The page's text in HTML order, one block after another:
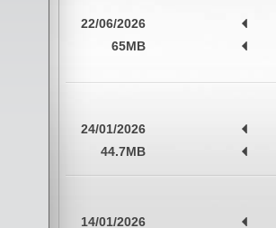
22/06/2026
65MB
24/01/2026
44.7MB
14/01/2026